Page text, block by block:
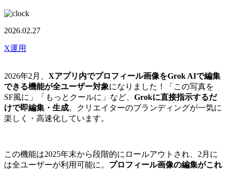
2026.02.27
X運用
2026年2月、 Xアプリ内でプロフィール画像をGrok AIで編集
できる機能が全ユーザー対象になりました！「この写真を
SF風に」「もっとクールに」など、 Grokに直接指示するだ
けで即編集・生成。クリエイターのブランディングが一気に
楽しく・高速化しています。
この機能は2025年末から段階的にロールアウトされ、2月に
は全ユーザーが利用可能に。 プロフィール画像の編集がこれ